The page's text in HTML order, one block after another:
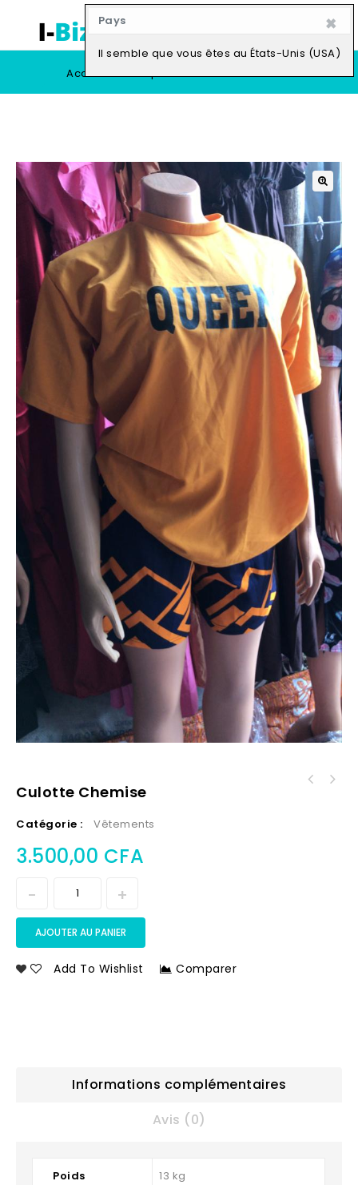
Pays ×
Il semble que vous êtes au États-Unis (USA)
0
Accueil Boutique Vendre
Culotte Chemise
Catégorie : Vêtements
3.500,00 CFA
AJOUTER AU PANIER
Add To Wishlist Comparer
Informations complémentaires
Avis (0)
Poids 13 kg